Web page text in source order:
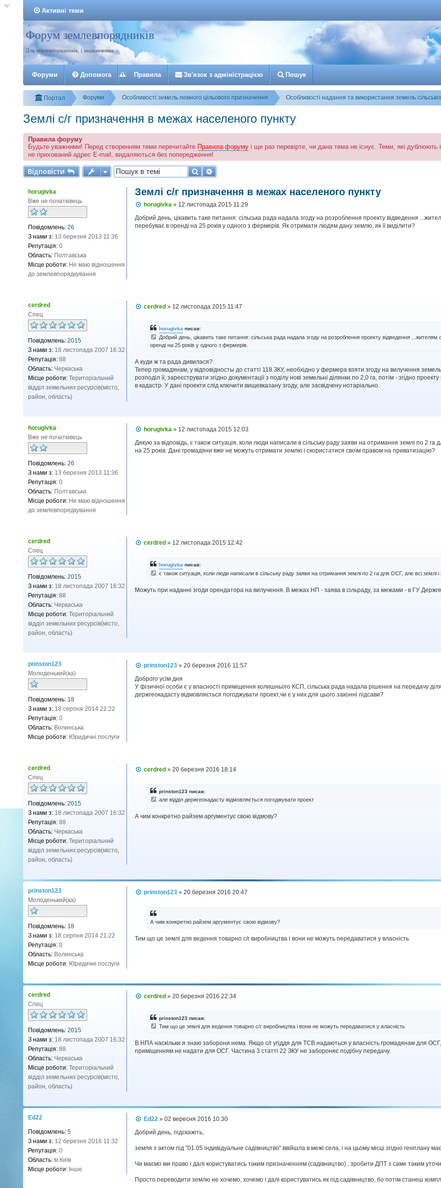
Активні теми
Реєстрація
Форум землевпорядників
Для землевпорядників, і зацікавлених
Форуми Допомога Правила Зв'язок з адміністрацією Пошук
Портал Форуми Особливості земель певного цільового призначення Особливості надання та використання земель
Землі с/г призначення в межах населеного пункту
Правила форуму
Будьте уважними! Перед створенням теми перечитайте Правила форуму і ще раз перевірте, чи дана тема не існує. Теми, які
не прихований адрес E-mail, видаляються без попередження!
Відповісти
Відповісти ПошукРозширений пошук
horugivka
Вже не початківець
Повідомлень: 26
З нами з: 13 березня 2013 11:36
Репутація: 0
Область: Полтавська
Місце роботи: Не маю відношення
до землевпорядкування
Землі с/г призначення в межах населеного пункту
П
в
і
horugivka » 12 листопада 2015 11:29
Добрий день, цікавить таке питання: сільська рада надала згоду на розроблення проекту відведення
перебуває в оренді на 25 років у одного з фермерів. Як отримати людям дану землю, як її виділити?
cerdred
Спец
Повідомлень: 2015
З нами з: 18 листопада 2007 16:32
Репутація: 88
Область: Черкаська
Місце роботи: Територіальний
відділ земельних ресурсів(місто,
район, область)
П
е
н
н
я
cerdred » 12 листопада 2015 11:47
horugivka писав:
Добрий день, цікавить таке питання: сільська рада надала згоду на розроблення проекту відведення
оренді на 25 років у одного з фермерів.
А куди ж та рада дивилася?
Тепер громадянам, у відповідносты до статті 118 ЗКУ, необхідно у фермера взяти згоду на вилучення
розподіл її, зареєструвати згідно документації з поділу нові земельні ділянки по 2,0 га, потім - згідно
в кадастр. У дані проекти слід ключити вищевказану згоду, але засвідчену нотаріально.
horugivka
Вже не початківець
Повідомлень: 26
З нами з: 13 березня 2013 11:36
Репутація: 0
Область: Полтавська
Місце роботи: Не маю відношення
до землевпорядкування
П
в
і
horugivka » 12 листопада 2015 12:03
Дякую за відповідь, є також ситуація, коли люди написали в сільську раду заяви на отримання землі по 2 га
на 25 років. Дані громадяни вже не можуть отримати землю і скористатися своїм правом на приватизацію?
cerdred
Спец
Повідомлень: 2015
З нами з: 18 листопада 2007 16:32
Репутація: 88
Область: Черкаська
Місце роботи: Територіальний
відділ земельних ресурсів(місто,
район, область)
П
л
cerdred » 12 листопада 2015 12:42
horugivka писав:
є також ситуація, коли люди написали в сільську раду заяви на отримання землі по 2 га для ОСГ, але всі землі
Можуть при наданні згоди орендатора на вилучення. В межах НП - заява в сільраду, за межами - в ГУ
prinston123
Молоденький(ка)
Повідомлень: 18
З нами з: 18 серпня 2014 21:22
Репутація: 0
Область: Волинська
Місце роботи: Юридичні послуги
П
в
і
д
о
prinston123 »20 березня 2016 11:57
Доброго усім дня
У фізичної особи є у власності приміщення колишнього КСП, сільська рада надала рішення на передачу
держгеокадасту відмовляється погоджувати проект,чи є у них для цього законні підсави?
cerdred
Спец
Повідомлень: 2015
З нами з: 18 листопада 2007 16:32
Репутація: 88
Область: Черкаська
Місце роботи: Територіальний
відділ земельних ресурсів(місто,
район, область)
П
л
cerdred »20 березня 2016 18:14
prinston123 писав:
але відділ держгеокадасту відмовляється погоджувати проект
А чим конкретно райзем аргументує свою відмову?
prinston123
Молоденький(ка)
Повідомлень: 18
З нами з: 18 серпня 2014 21:22
Репутація: 0
Область: Волинська
Місце роботи: Юридичні послуги
П
л
prinston123 »20 березня 2016 20:47
А чим конкретно райзем аргументує свою відмову?
Тим що це землі для ведення товарно с/г виробництва і вони не можуть передаватися у власність
cerdred
Спец
Повідомлень: 2015
З нами з: 18 листопада 2007 16:32
Репутація: 88
Область: Черкаська
Місце роботи: Територіальний
відділ земельних ресурсів(місто,
район, область)
П
л
е
cerdred »20 березня 2016 22:34
prinston123 писав:
Тим що це землі для ведення товарно с/г виробництва і вони не можуть передаватися у власність
В НПА наскільки я знаю заборони нема. Якщо с/г угіддя для ТСВ надаються у власність громадянам для
приміщенням не надати для ОСГ. Частина 3 статті 22 ЗКУ не забороняє подібну передачу.
Ed22
Повідомлень: 5
З нами з: 12 березня 2016 11:32
Репутація: 0
Область: м.Київ
Місце роботи: Інше
П
в
д
л
н
Ed22 »02 вересня 2016 10:30
Добрий день, підскажіть,
земля з актом під "01.05 індивідуальне садівництво" ввійшла в межі села, і на цьому місці згідно генплану
Чи маємо ми право і далі користуватись таким призначенням (садівництво) , зробити ДПТ з саме таким
Просто переводити землю не хочемо, хочемо і далі користуватись як під садівництво, бо потім станеш